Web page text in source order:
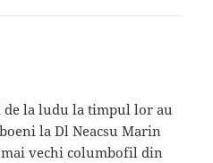
la ludu la timpul lor au
la Dl Neacsu Marin
vechi columbofil din